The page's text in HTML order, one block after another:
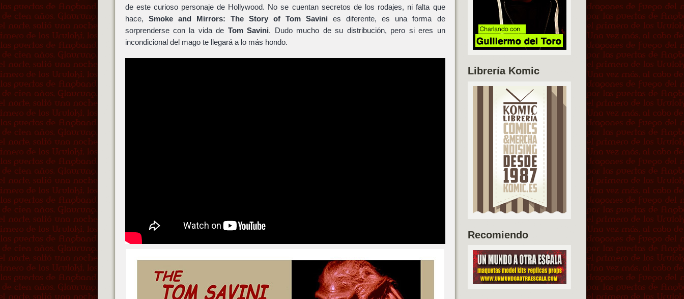
de este curioso personaje de Hollywood. No se cuentan secretos de los rodajes, ni falta que
hace, Smoke and Mirrors: The Story of Tom Savinies diferente, es una forma de
sorprenderse con la vida de Tom Savini. Dudo mucho de su distribución, pero si eres un
incondicional del mago te llegará a lo más hondo.
Librería Komic
Recomiendo